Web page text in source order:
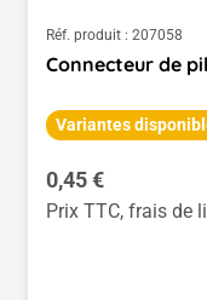
Réf. produit : 207058
Connecteur de
Variantes
Prix régulier :
0,45 €
Prix TTC, frais de